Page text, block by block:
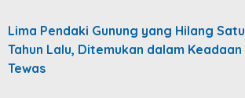
Lima Pendaki Gunung yang Hilang Satu
Tahun Lalu, Ditemukan dalam Keadaan
Tewas